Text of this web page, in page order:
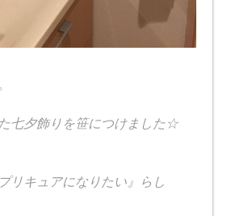
七夕飾りを笹につけました☆
リキュアになりたい』らし